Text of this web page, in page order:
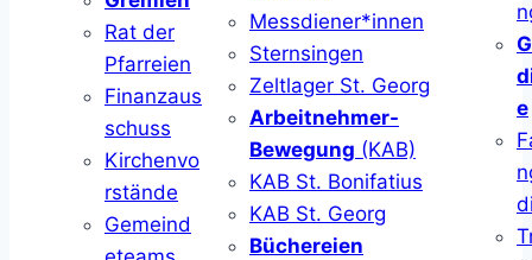
Rat der
Pfarreien
Finanzaus
schuss
Kirchenvo
rstände
Gemeind
Messdiener*innen
Sternsingen
Zeltlager St. Georg
Arbeitnehmer-
Bewegung (KAB)
KAB St. Bonifatius
KAB St. Georg
Büchereien
e